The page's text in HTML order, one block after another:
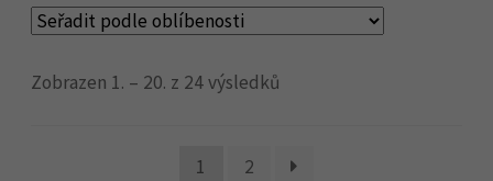
Košík
Můj účet
Zobrazen 1. – 20. z 24 výsledků
1 2